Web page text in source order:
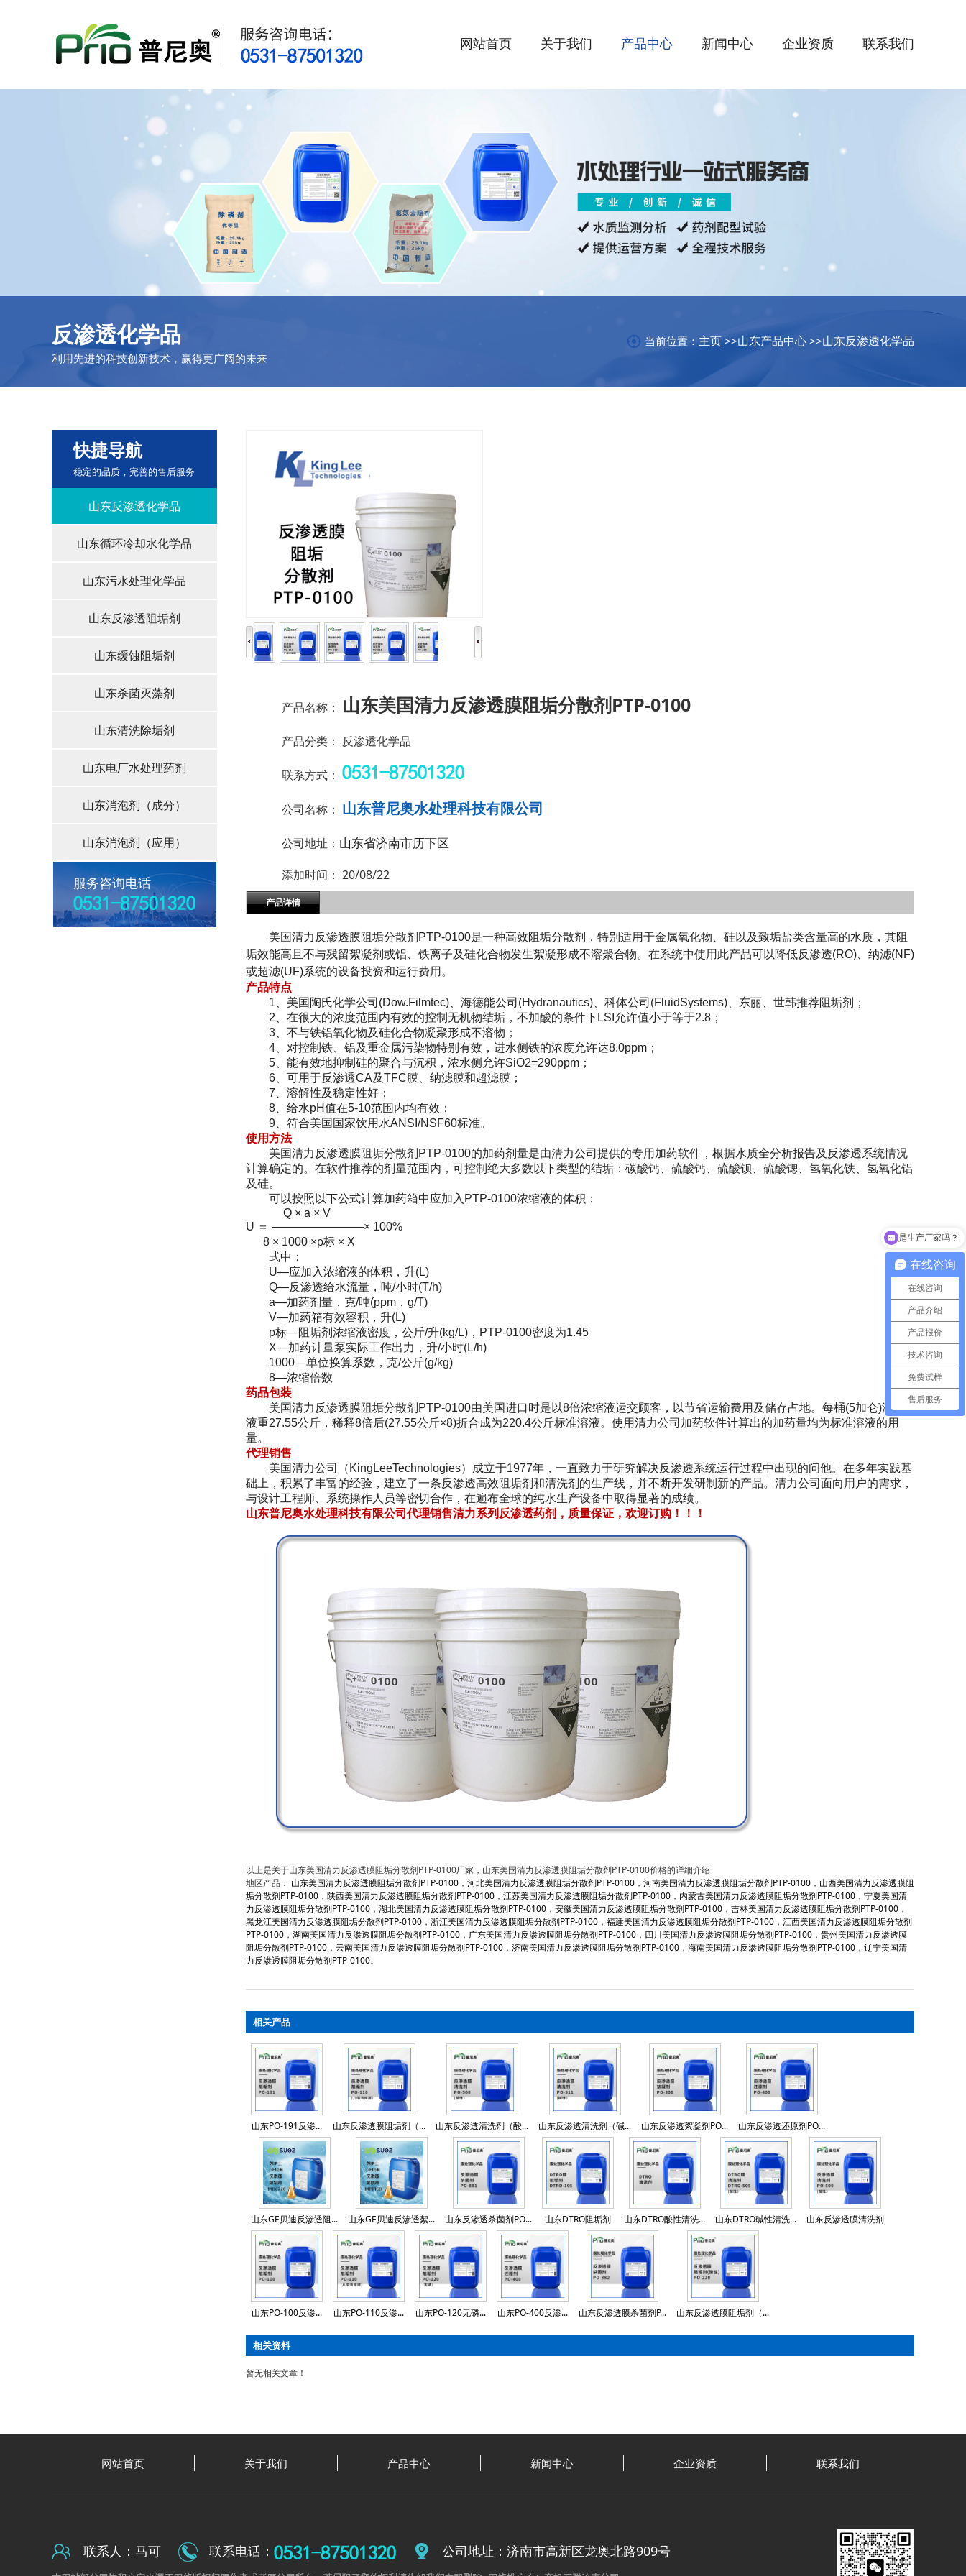
网站首页 关于我们 产品中心 新闻中心 企业资质 联系我们
反渗透化学品
利用先进的科技创新技术，赢得更广阔的未来
当前位置： 主页>>山东产品中心 >>山东反渗透化学品
快捷导航
稳定的品质，完善的售后服务
山东反渗透化学品
山东循环冷却水化学品
山东污水处理化学品
山东反渗透阻垢剂
山东缓蚀阻垢剂
山东杀菌灭藻剂
山东清洗除垢剂
山东电厂水处理药剂
山东消泡剂（成分）
山东消泡剂（应用）
服务咨询电话
产品名称： 山东美国清力反渗透膜阻垢分散剂PTP-0100
产品分类： 反渗透化学品
联系方式：
公司名称： 山东普尼奥水处理科技有限公司
公司地址： 山东省济南市历下区
添加时间： 20/08/22
产品详情
美国清力反渗透膜阻垢分散剂PTP-0100是一种高效阻垢分散剂，特别适用于金属氧化物、硅以及致垢盐类含量高的水质，其阻
垢效能高且不与残留絮凝剂或铝、铁离子及硅化合物发生絮凝形成不溶聚合物。在系统中使用此产品可以降低反渗透(RO)、纳滤(NF)
或超滤(UF)系统的设备投资和运行费用。
产品特点
1、美国陶氏化学公司(Dow.Filmtec)、海德能公司(Hydranautics)、科体公司(FluidSystems)、东丽、世韩推荐阻垢剂；
2、在很大的浓度范围内有效的控制无机物结垢，不加酸的条件下LSI允许值小于等于2.8；
3、不与铁铝氧化物及硅化合物凝聚形成不溶物；
4、对控制铁、铝及重金属污染物特别有效，进水侧铁的浓度允许达8.0ppm；
5、能有效地抑制硅的聚合与沉积，浓水侧允许SiO2=290ppm；
6、可用于反渗透CA及TFC膜、纳滤膜和超滤膜；
7、溶解性及稳定性好；
8、给水pH值在5-10范围内均有效；
9、符合美国国家饮用水ANSI/NSF60标准。
使用方法
美国清力反渗透膜阻垢分散剂PTP-0100的加药剂量是由清力公司提供的专用加药软件，根据水质全分析报告及反渗透系统情况
计算确定的。在软件推荐的剂量范围内，可控制绝大多数以下类型的结垢：碳酸钙、硫酸钙、硫酸钡、硫酸锶、氢氧化铁、氢氧化铝
及硅。
可以按照以下公式计算加药箱中应加入PTP-0100浓缩液的体积：
Q × a × V
U ＝ ————————× 100%
8 × 1000 ×ρ标 × X
式中：
U—应加入浓缩液的体积，升(L)
Q—反渗透给水流量，吨/小时(T/h)
a—加药剂量，克/吨(ppm，g/T)
V—加药箱有效容积，升(L)
ρ标—阻垢剂浓缩液密度，公斤/升(kg/L)，PTP-0100密度为1.45
X—加药计量泵实际工作出力，升/小时(L/h)
1000—单位换算系数，克/公斤(g/kg)
8—浓缩倍数
药品包装
美国清力反渗透膜阻垢分散剂PTP-0100由美国进口时是以8倍浓缩液运交顾客，以节省运输费用及储存占地。每桶(5加仑)浓缩
液重27.55公斤，稀释8倍后(27.55公斤×8)折合成为220.4公斤标准溶液。使用清力公司加药软件计算出的加药量均为标准溶液的用
量。
代理销售
美国清力公司（KingLeeTechnologies）成立于1977年，一直致力于研究解决反渗透系统运行过程中出现的问他。在多年实践基
础上，积累了丰富的经验，建立了一条反渗透高效阻垢剂和清洗剂的生产线，并不断开发研制新的产品。清力公司面向用户的需求，
与设计工程师、系统操作人员等密切合作，在遍布全球的纯水生产设备中取得显著的成绩。
山东普尼奥水处理科技有限公司代理销售清力系列反渗透药剂，质量保证，欢迎订购！！！
以上是关于山东美国清力反渗透膜阻垢分散剂PTP-0100厂家，山东美国清力反渗透膜阻垢分散剂PTP-0100价格的详细介绍
地区产品： 山东美国清力反渗透膜阻垢分散剂PTP-0100 ， 河北美国清力反渗透膜阻垢分散剂PTP-0100 ， 河南美国清力反渗透膜阻垢分散剂PTP-0100 ， 山西美国清力反渗透膜阻
垢分散剂PTP-0100 ， 陕西美国清力反渗透膜阻垢分散剂PTP-0100 ， 江苏美国清力反渗透膜阻垢分散剂PTP-0100 ， 内蒙古美国清力反渗透膜阻垢分散剂PTP-0100 ， 宁夏美国清
力反渗透膜阻垢分散剂PTP-0100 ， 湖北美国清力反渗透膜阻垢分散剂PTP-0100 ， 安徽美国清力反渗透膜阻垢分散剂PTP-0100 ， 吉林美国清力反渗透膜阻垢分散剂PTP-0100 ，
黑龙江美国清力反渗透膜阻垢分散剂PTP-0100 ， 浙江美国清力反渗透膜阻垢分散剂PTP-0100 ， 福建美国清力反渗透膜阻垢分散剂PTP-0100 ， 江西美国清力反渗透膜阻垢分散剂
PTP-0100 ， 湖南美国清力反渗透膜阻垢分散剂PTP-0100 ， 广东美国清力反渗透膜阻垢分散剂PTP-0100 ， 四川美国清力反渗透膜阻垢分散剂PTP-0100 ， 贵州美国清力反渗透膜
阻垢分散剂PTP-0100 ， 云南美国清力反渗透膜阻垢分散剂PTP-0100 ， 济南美国清力反渗透膜阻垢分散剂PTP-0100 ， 海南美国清力反渗透膜阻垢分散剂PTP-0100 ， 辽宁美国清
力反渗透膜阻垢分散剂PTP-0100。
相关产品
山东PO-191反渗... 山东反渗透膜阻垢剂（... 山东反渗透清洗剂（酸... 山东反渗透清洗剂（碱... 山东反渗透絮凝剂PO... 山东反渗透还原剂PO...
山东GE贝迪反渗透阻... 山东GE贝迪反渗透絮... 山东反渗透杀菌剂PO... 山东DTRO阻垢剂 山东DTRO酸性清洗... 山东DTRO碱性清洗... 山东反渗透膜清洗剂
山东PO-100反渗... 山东PO-110反渗... 山东PO-120无磷... 山东PO-400反渗... 山东反渗透膜杀菌剂P... 山东反渗透膜阻垢剂（...
相关资料
暂无相关文章！
网站首页 关于我们 产品中心 新闻中心 企业资质 联系我们
联系人：马可 联系电话： 公司地址：济南市高新区龙奥北路909号
在线咨询
在线咨询
产品介绍
产品报价
技术咨询
免费试样
售后服务
可以介绍一下你们的产品吗？